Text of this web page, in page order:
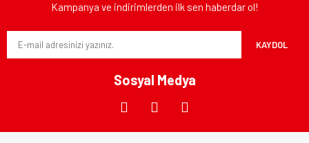
Ürün açıklamasında eksik bilgiler bulunuyor.
Ürün fiyatı diğer sitelerden daha pahalı.
Kampanya ve indirimlerden ilk sen haberdar ol!
KAYDOL
Sosyal Medya